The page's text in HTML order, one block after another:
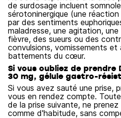
de surdosage incluent
sérotoninergique (une
par des sentiments
maladresse, une agitation,
fièvre, des sueurs ou des
convulsions, vomissements et
battements du cœur.
Si vous oubliez de prendre
30 mg, gélule gastro-
Si vous avez sauté une prise,
vous en rendez compte.
de la prise suivante, ne
comme d'habitude, sans